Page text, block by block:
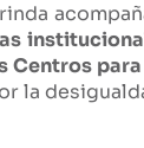
Centros
la